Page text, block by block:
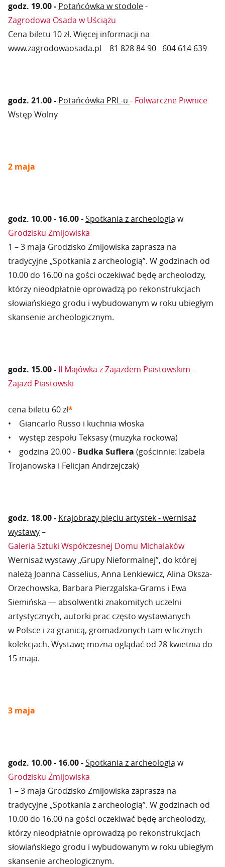
godz. 19.00 - Potańcówka w stodole-
Zagrodowa Osada w Uściążu
Cena biletu 10 zł. Więcej informacji na
www.zagrodowaosada.pl 81 828 84 90 604 614 639
godz. 21.00 - Potańcówka PRL-u - Folwarczne Piwnice
Wstęp Wolny
2 maja
godz. 10.00 - 16.00 -Spotkania z archeologią w
Grodzisku Żmijowiska
1 – 3 maja Grodzisko Żmijowiska zaprasza na
tradycyjne „Spotkania z archeologią”. W godzinach od
10.00 do 16.00 na gości oczekiwać będę archeolodzy,
którzy nieodpłatnie oprowadzą po rekonstrukcjach
słowiańskiego grodu i wybudowanym w roku ubiegłym
skansenie archeologicznym.
godz. 15.00 - II Majówka z Zajazdem Piastowskim -
Zajazd Piastowski
cena biletu 60 zł*
• Giancarlo Russo i kuchnia włoska
• występ zespołu Teksasy (muzyka rockowa)
• godzina 20.00 - Budka Suflera (gościnnie: Izabela
Trojanowska i Felicjan Andrzejczak)
godz. 18.00 - Krajobrazy pięciu artystek - wernisaż
wystawy–
Galeria Sztuki Współczesnej Domu Michalaków
Wernisaż wystawy „Grupy Nieformalnej”, do której
należą Joanna Casselius, Anna Lenkiewicz, Alina Oksza-
Orzechowska, Barbara Pierzgalska-Grams i Ewa
Siemińska — absolwentki znakomitych uczelni
artystycznych, autorki prac często wystawianych
w Polsce i za granicą, gromadzonych tam w licznych
kolekcjach. Wystawę można oglądać od 28 kwietnia do
15 maja.
3 maja
godz. 10.00 - 16.00 -Spotkania z archeologią w
Grodzisku Żmijowiska
1 – 3 maja Grodzisko Żmijowiska zaprasza na
tradycyjne „Spotkania z archeologią”. W godzinach od
10.00 do 16.00 na gości oczekiwać będę archeolodzy,
którzy nieodpłatnie oprowadzą po rekonstrukcjach
słowiańskiego grodu i wybudowanym w roku ubiegłym
skansenie archeologicznym.